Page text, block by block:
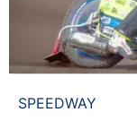
SPEEDWAY